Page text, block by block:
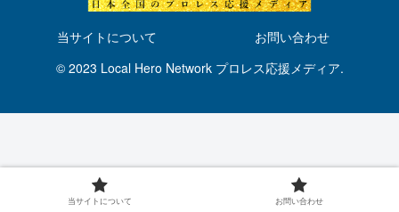
当サイトについて
お問い合わせ
© 2023 Local Hero Network プロレス応援メディア.
当サイトについて お問い合わせ